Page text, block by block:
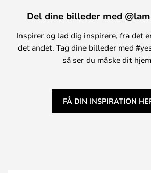
Del dine billeder med
Inspirer og lad dig inspirere, fra det
det andet. Tag dine billeder med
så ser du måske dit
FÅ DIN INSPIRATION